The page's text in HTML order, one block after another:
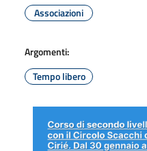
Associazioni
Argomenti:
Tempo libero